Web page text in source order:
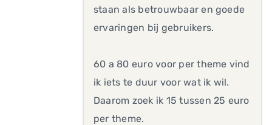
staan als betrouwbaar en goede
ervaringen bij gebruikers.
60 a 80 euro voor per theme vind
ik iets te duur voor wat ik wil.
Daarom zoek ik 15 tussen 25 euro
per theme.